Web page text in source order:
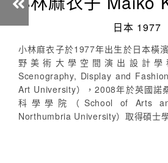
日本 1977
小林麻衣子於1977年出生於日本橫
野美術大學空間演出設計學
Scenography, Display and
Art University），2008年於英國諾
科學學院（School of Arts
Northumbria University）取得碩士